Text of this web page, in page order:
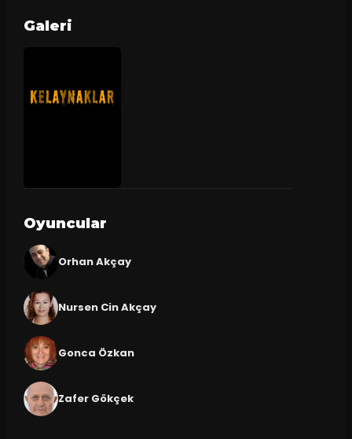
Galeri
Oyuncular
Orhan Akçay
Nursen Cin Akçay
Gonca Özkan
Zafer Gökçek